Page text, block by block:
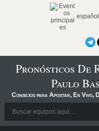
español
Pronósticos De
Paulo
Consejos para Apostar, En Vivo,